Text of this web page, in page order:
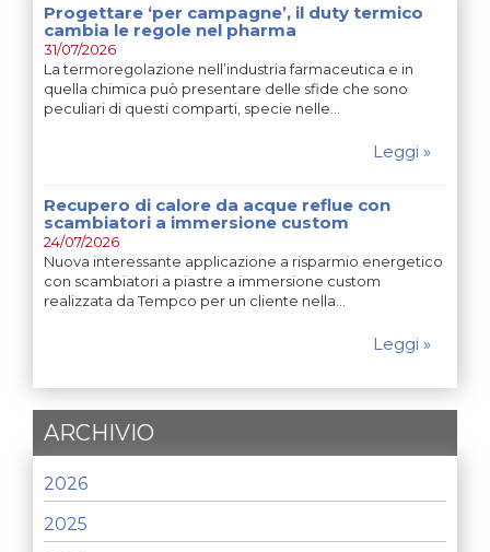
Progettare ‘per campagne’, il duty termico
cambia le regole nel pharma
31/07/2026
La termoregolazione nell’industria farmaceutica e in
quella chimica può presentare delle sfide che sono
peculiari di questi comparti, specie nelle…
Leggi »
Recupero di calore da acque reflue con
scambiatori a immersione custom
24/07/2026
Nuova interessante applicazione a risparmio energetico
con scambiatori a piastre a immersione custom
realizzata da Tempco per un cliente nella…
Leggi »
ARCHIVIO
2026
2025